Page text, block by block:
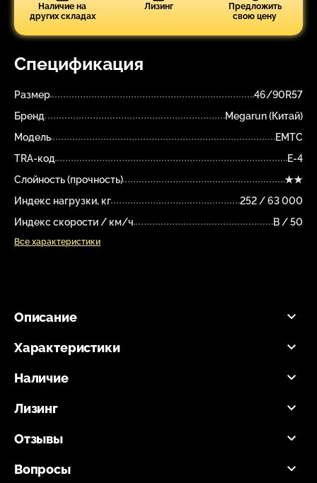
Спецификация
Размер
46/90R57
Бренд
Megarun (Китай)
Модель
EMTC
TRA-код
E-4
Слойность (прочность)
★★
Индекс нагрузки, кг
252 / 63 000
Индекс скорости / км/ч
B / 50
Все характеристики
Наличие на
других складах
Лизинг
Предложить
свою цену
Описание
Характеристики
Наличие
Лизинг
Отзывы
Вопросы